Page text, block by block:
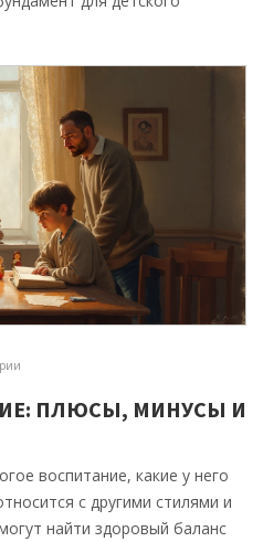
ПЛЮСЫ, МИНУСЫ И
воспитание, какие у него
с другими стилями и
найти здоровый баланс